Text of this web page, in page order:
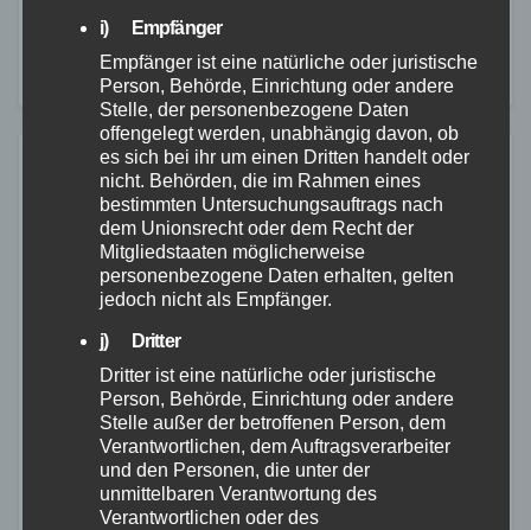
bis in den Großraum Neustadt a.d.…
i) Empfänger
Empfänger ist eine natürliche oder juristische
Person, Behörde, Einrichtung oder andere
Stelle, der personenbezogene Daten
offengelegt werden, unabhängig davon, ob
es sich bei ihr um einen Dritten handelt oder
nicht. Behörden, die im Rahmen eines
bestimmten Untersuchungsauftrags nach
dem Unionsrecht oder dem Recht der
Mitgliedstaaten möglicherweise
personenbezogene Daten erhalten, gelten
jedoch nicht als Empfänger.
j) Dritter
Dritter ist eine natürliche oder juristische
Person, Behörde, Einrichtung oder andere
Stelle außer der betroffenen Person, dem
Verantwortlichen, dem Auftragsverarbeiter
und den Personen, die unter der
unmittelbaren Verantwortung des
Verantwortlichen oder des